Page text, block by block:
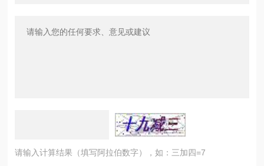
请输入计算结果（填写阿拉伯数字），如：三加四=7